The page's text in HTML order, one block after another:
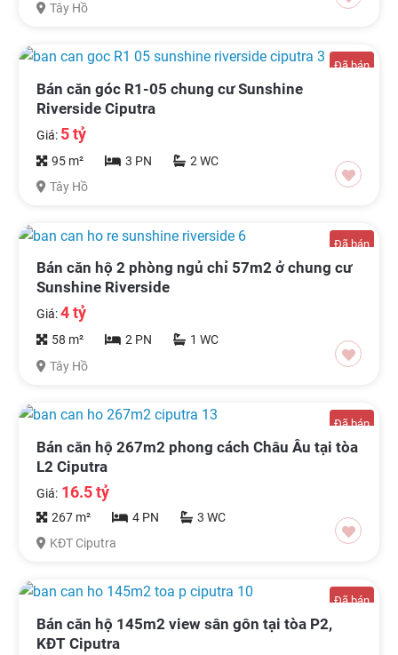
Tây Hồ
Đã bán
Bán căn góc R1-05 chung cư Sunshine
Riverside Ciputra
Giá: 5 tỷ
95 m² 3 PN
2 WC
Tây Hồ
Đã bán
Bán căn hộ 2 phòng ngủ chỉ 57m2 ở chung cư
Sunshine Riverside
Giá:4 tỷ
58 m² 2 PN
1 WC
Tây Hồ
Đã bán
Bán căn hộ 267m2 phong cách Châu Âu tại tòa
L2 Ciputra
Giá:16.5 tỷ
267 m² 4 PN
3 WC
KĐT Ciputra
Đã bán
Bán căn hộ 145m2 view sân gôn tại tòa P2,
KĐT Ciputra